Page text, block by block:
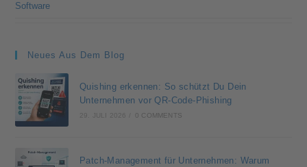
Software
Neues Aus Dem Blog
Quishing erkennen: So schützt Du Dein
Unternehmen vor QR-Code-Phishing
29. JULI 2026 0 COMMENTS
Patch-Management für Unternehmen: Warum